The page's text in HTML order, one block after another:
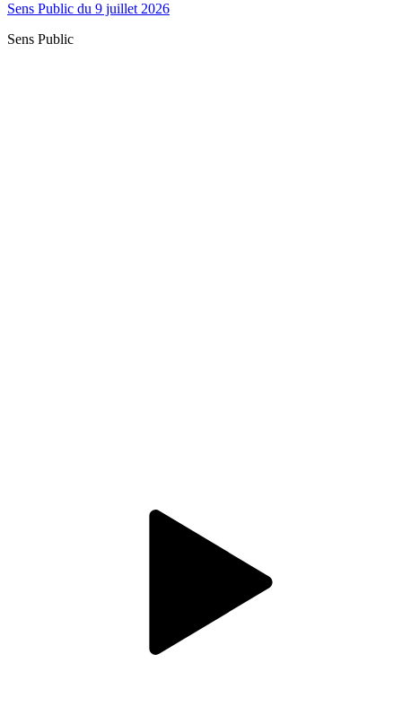
Sens Public du 9 juillet 2026
Sens Public